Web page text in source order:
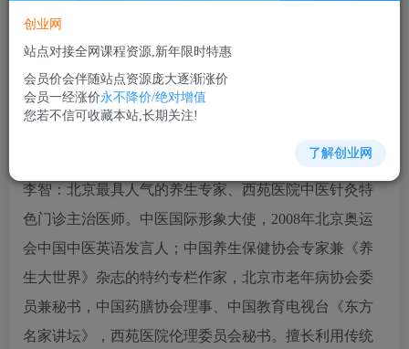
超级会员
立即购买
您当前未登录！建议登陆后购买，可保存购买订单
《三十六计与养生——中医养生的大智慧》李智
李智：北京最具人气的养生专家、西苑医院中医针灸特
色门诊主治医师。中医国际形象大使，2008年北京奥运
会中国中医英语发言人；中国养生保健协会专家兼《养
生大世界》杂志的特约专栏作家，北京市老年病协会委
员兼秘书，中国药膳协会理事、中国教育电视台《东方
名家讲坛》，西苑医院伦理委员会秘书。擅长利用传统
创业网
站点对接全网课程资源,新年限时特惠
会员价会伴随站点资源庞大逐渐涨价
会员一经涨价永不降价/绝对增值
您若不信可收藏本站,长期关注!
了解创业网